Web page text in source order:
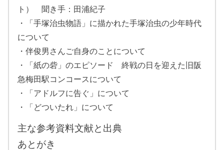
ト） 聞き手：田浦紀子
・「手塚治虫物語」に描かれた手塚治虫の少年時代
について
・伴俊男さんご自身のことについて
・「紙の砦」のエピソード 終戦の日を迎えた旧阪
急梅田駅コンコースについて
・「アドルフに告ぐ」について
・「どついたれ」について
主な参考資料文献と出典
あとがき